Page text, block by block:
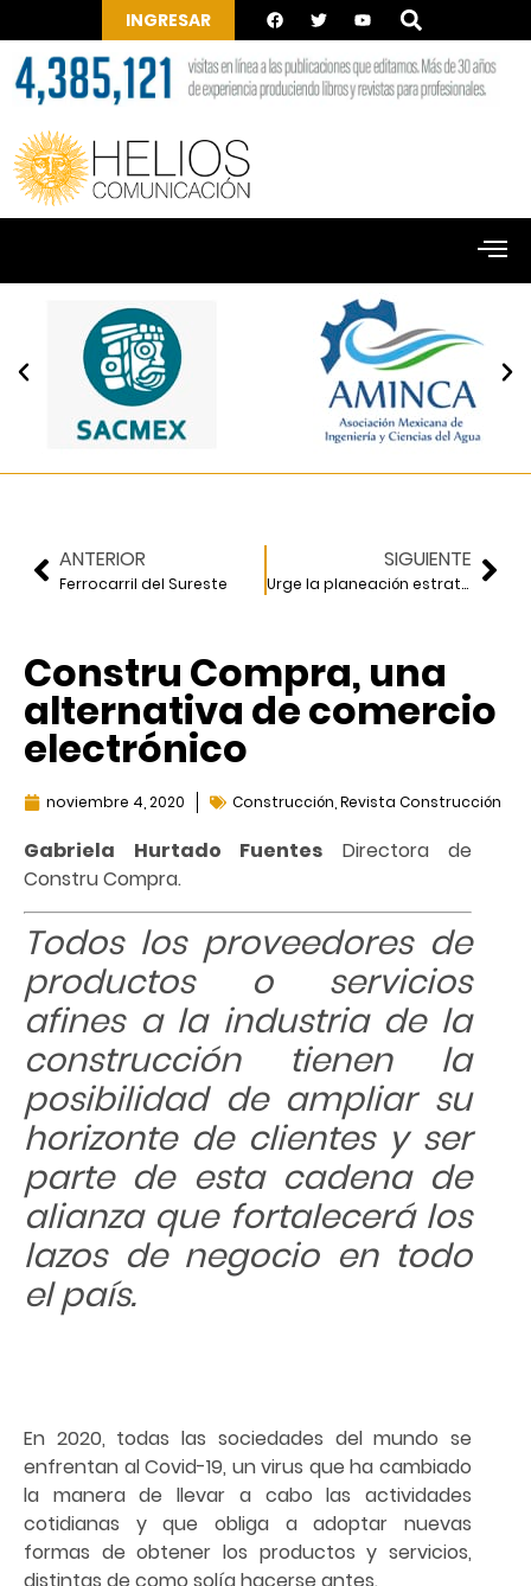
INGRESAR
ANTERIOR
Ferrocarril del Sureste
SIGUIENTE
Urge la planeación estratégica
Constru Compra, una
alternativa de comercio
electrónico
noviembre 4, 2020 Construcción Revista Construcción
Gabriela Hurtado Fuentes Directora de
Constru Compra.
Todos los proveedores de
productos o servicios
afines a la industria de la
construcción tienen la
posibilidad de ampliar su
horizonte de clientes y ser
parte de esta cadena de
alianza que fortalecerá los
lazos de negocio en todo
el país.
En 2020, todas las sociedades del mundo se
enfrentan al Covid-19, un virus que ha cambiado
la manera de llevar a cabo las actividades
cotidianas y que obliga a adoptar nuevas
formas de obtener los productos y servicios,
distintas de como solía hacerse antes.